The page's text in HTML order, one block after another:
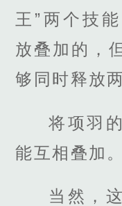
王”两个技
放叠加的，
够同时释放
将项羽
能互相叠加。
当然，